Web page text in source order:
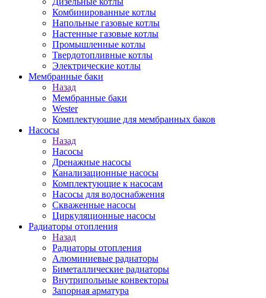
Комбинированные котлы
Напольные газовые котлы
Настенные газовые котлы
Промышленные котлы
Твердотопливные котлы
Электрические котлы
Мембранные баки
Назад
Мембранные баки
Wester
Комплектуюшие для мембранных баков
Насосы
Назад
Насосы
Дренажные насосы
Канализационные насосы
Комплектующие к насосам
Насосы для водоснабжения
Скваженные насосы
Циркуляционные насосы
Радиаторы отопления
Назад
Радиаторы отопления
Алюминиевые радиаторы
Биметаллические радиаторы
Внутрипольные конвекторы
Запорная арматура